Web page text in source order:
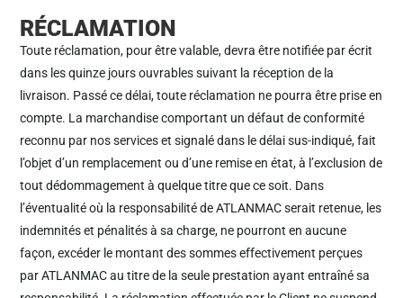
RÉCLAMATION
Toute réclamation, pour être valable, devra être notifiée par écrit
dans les quinze jours ouvrables suivant la réception de la
livraison. Passé ce délai, toute réclamation ne pourra être prise en
compte. La marchandise comportant un défaut de conformité
reconnu par nos services et signalé dans le délai sus-indiqué, fait
l’objet d’un remplacement ou d’une remise en état, à l’exclusion de
tout dédommagement à quelque titre que ce soit. Dans
l’éventualité où la responsabilité de ATLANMAC serait retenue, les
indemnités et pénalités à sa charge, ne pourront en aucune
façon, excéder le montant des sommes effectivement perçues
par ATLANMAC au titre de la seule prestation ayant entraîné sa